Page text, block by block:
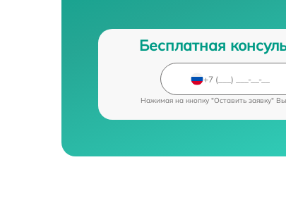
Бесплатная
Нажимая на кнопку "Оставить заявку"